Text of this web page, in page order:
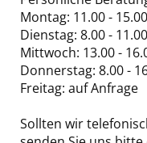
Montag: 11.00 -
Dienstag: 8.00 -
Mittwoch: 13.00 -
Donnerstag: 8.00 -
Freitag: auf Anfrage
Sollten wir